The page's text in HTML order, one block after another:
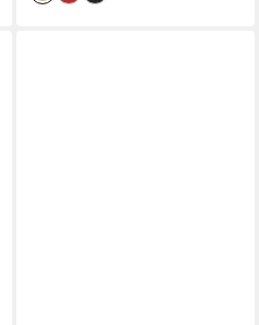
Frau Frauen Jungen Arbeit